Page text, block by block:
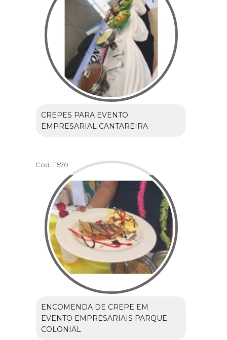
CREPES PARA EVENTO
EMPRESARIAL CANTAREIRA
Cod.:11570
ENCOMENDA DE CREPE EM
EVENTO EMPRESARIAIS PARQUE
COLONIAL